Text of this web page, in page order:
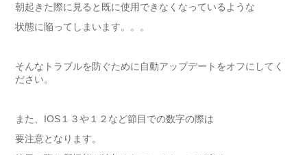
朝起きた際に見ると既に使用できなくなっているような
状態に陥ってしまいます。。。
そんなトラブルを防ぐために自動アップデートをオフにしてく
ださい。
また、IOS１３や１２など節目での数字の際は
要注意となります。